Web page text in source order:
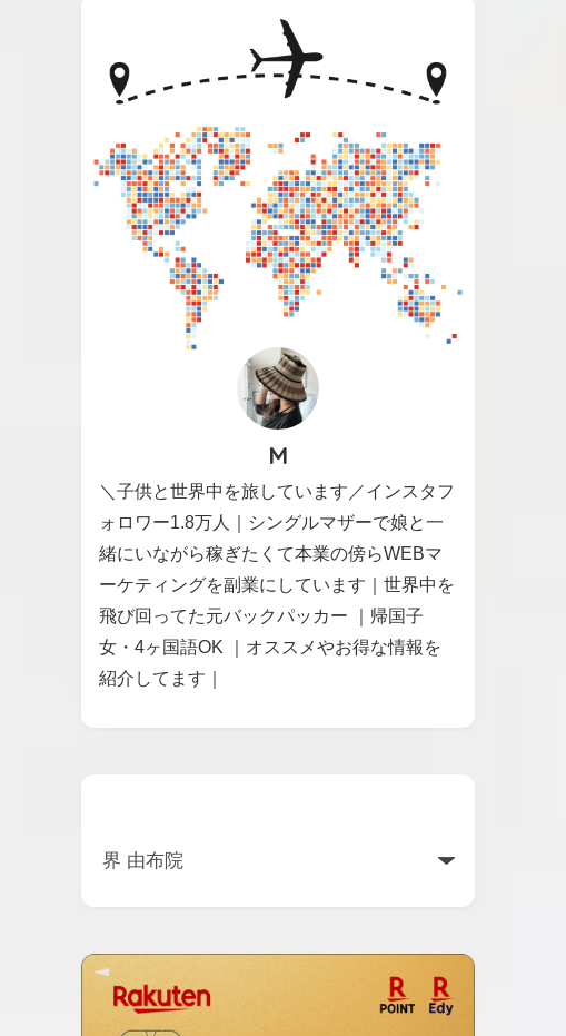
M
＼子供と世界中を旅しています／インスタフ
ォロワー1.8万人｜シングルマザーで娘と一
緒にいながら稼ぎたくて本業の傍らWEBマ
ーケティングを副業にしています｜世界中を
飛び回ってた元バックパッカー ｜帰国子
女・4ヶ国語OK ｜オススメやお得な情報を
紹介してます｜